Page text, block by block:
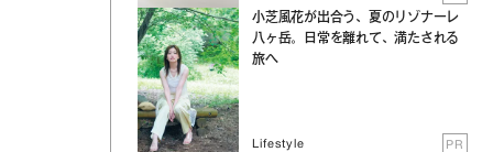
小芝風花が出合う、夏のリゾナーレ
八ヶ岳。日常を離れて、満たされる
旅へ
Lifestyle PR